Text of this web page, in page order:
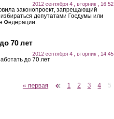
2012 сентября 4 , вторник , 16:52
законопроект, запрещающий
депутатами Госдумы или
Федерации.
70 лет
2012 сентября 4 , вторник , 14:45
до 70 лет
« первая 1 2 3 4 5